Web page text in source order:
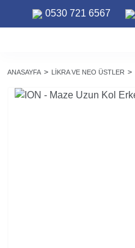
0530 721 6567
ANASAYFA LIKRA VE NEO ÜSTLER